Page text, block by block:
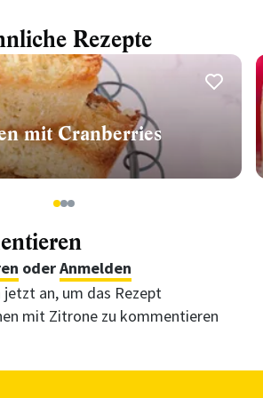
Rezepte
mit Cranberries
123
oderAnmelden
jetzt an, um das Rezept
mit Zitrone zu kommentieren